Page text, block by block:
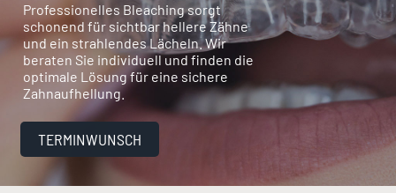
Professionelles Bleaching sorgt
schonend für sichtbar hellere Zähne
und ein strahlendes Lächeln. Wir
beraten Sie individuell und finden die
optimale Lösung für eine sichere
Zahnaufhellung.
TERMINWUNSCH